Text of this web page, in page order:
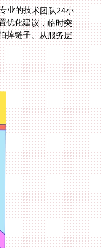
业的技术团队24小
优化建议，临时突
掉链子。从服务层